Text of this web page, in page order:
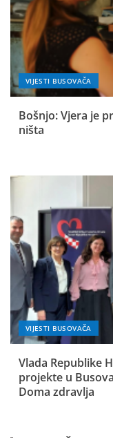
VIJESTI BUSOVAČA
Bošnjo: Vjera je
ništa
VIJESTI BUSOVAČA
Vlada Republike
projekte u
Doma zdravlja